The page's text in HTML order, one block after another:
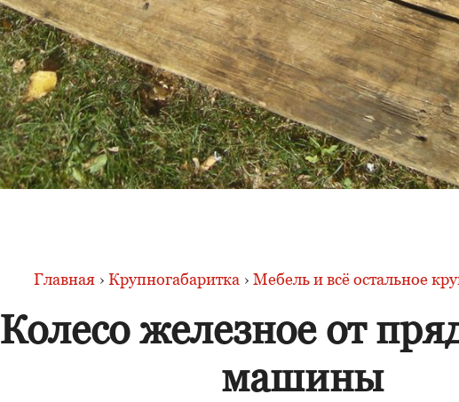
Главная › Крупногабаритка › Мебель и всё остальное
Колесо железное от
машины